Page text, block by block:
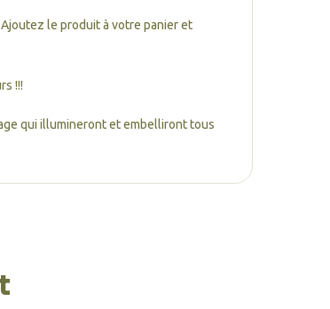
le produit à votre panier et
!!!
qui illumineront et embelliront tous